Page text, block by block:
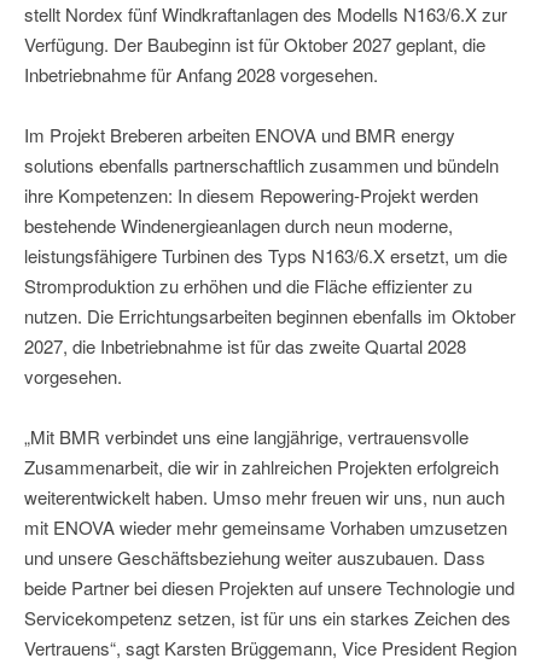
stellt Nordex fünf Windkraftanlagen des Modells N163/6.X zur
Verfügung. Der Baubeginn ist für Oktober 2027 geplant, die
Inbetriebnahme für Anfang 2028 vorgesehen.
Im Projekt Breberen arbeiten ENOVA und BMR energy
solutions ebenfalls partnerschaftlich zusammen und bündeln
ihre Kompetenzen: In diesem Repowering-Projekt werden
bestehende Windenergieanlagen durch neun moderne,
leistungsfähigere Turbinen des Typs N163/6.X ersetzt, um die
Stromproduktion zu erhöhen und die Fläche effizienter zu
nutzen. Die Errichtungsarbeiten beginnen ebenfalls im Oktober
2027, die Inbetriebnahme ist für das zweite Quartal 2028
vorgesehen.
„Mit BMR verbindet uns eine langjährige, vertrauensvolle
Zusammenarbeit, die wir in zahlreichen Projekten erfolgreich
weiterentwickelt haben. Umso mehr freuen wir uns, nun auch
mit ENOVA wieder mehr gemeinsame Vorhaben umzusetzen
und unsere Geschäftsbeziehung weiter auszubauen. Dass
beide Partner bei diesen Projekten auf unsere Technologie und
Servicekompetenz setzen, ist für uns ein starkes Zeichen des
Vertrauens“, sagt Karsten Brüggemann, Vice President Region